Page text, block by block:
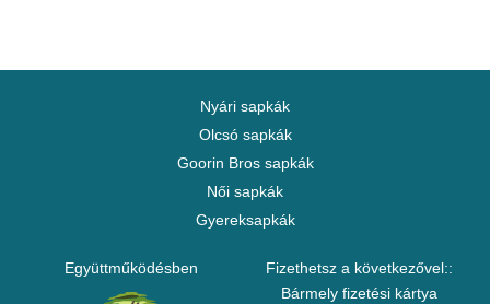
Nyári sapkák
Olcsó sapkák
Goorin Bros sapkák
Női sapkák
Gyereksapkák
Együttműködésben
Fizethetsz a következővel::
Bármely fizetési kártya